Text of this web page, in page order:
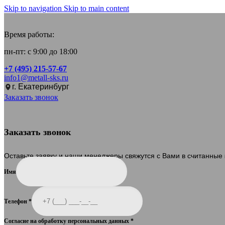
Skip to navigation Skip to main content
Время работы:
пн-пт: с 9:00 до 18:00
+7 (495) 215-57-67
info1@metall-sks.ru
г. Екатеринбург
Заказать звонок
Заказать звонок
Оставьте заявку и наши менеджеры свяжутся с Вами в считанные
Имя
Телефон *
Согласие на обработку персональных данных *